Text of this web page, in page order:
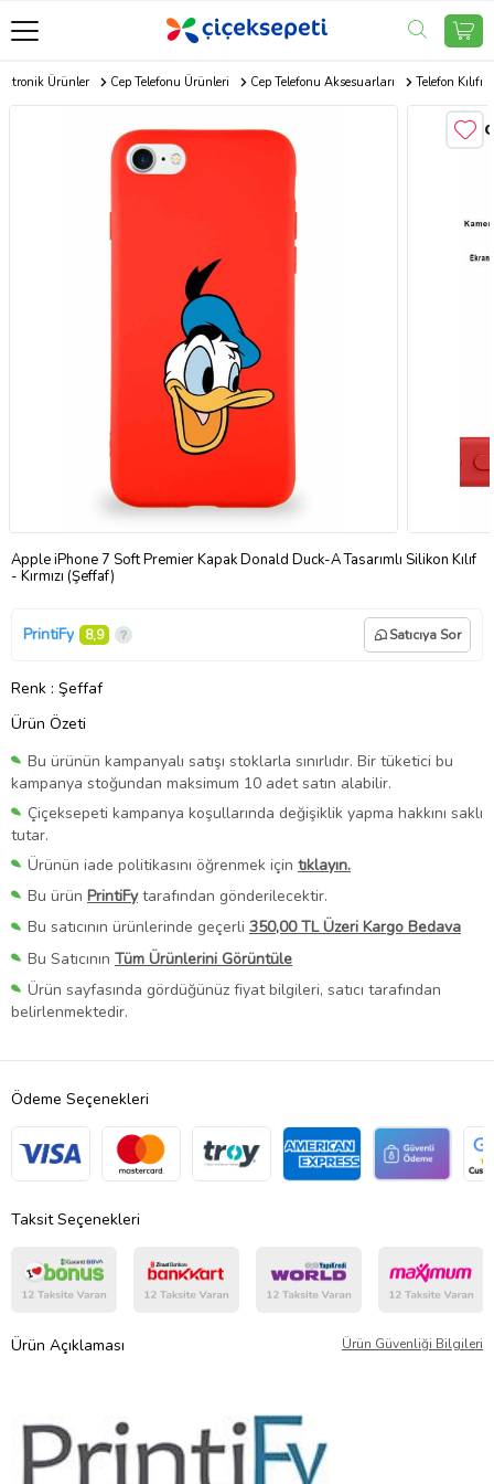
Ürünler Cep Telefonu Ürünleri Cep Telefonu Aksesuarları Telefon Kılıfı
Apple iPhone 7 Soft Premier Kapak Donald Duck-A Tasarımlı Silikon Kılıf
- Kırmızı (Şeffaf)
PrintiFy 8,9 Satıcıya Sor
Renk : Şeffaf
Ürün Özeti
Bu ürünün kampanyalı satışı stoklarla sınırlıdır. Bir tüketici bu
kampanya stoğundan maksimum 10 adet satın alabilir.
Çiçeksepeti kampanya koşullarında değişiklik yapma hakkını saklı
tutar.
Ürünün iade politikasını öğrenmek için tıklayın.
Bu ürün PrintiFytarafından gönderilecektir.
Bu satıcının ürünlerinde geçerli 350,00 TL Üzeri Kargo Bedava
Bu Satıcının Tüm Ürünlerini Görüntüle
Ürün sayfasında gördüğünüz fiyat bilgileri, satıcı tarafından
belirlenmektedir.
Ödeme Seçenekleri
Taksit Seçenekleri
Ürün Açıklaması Ürün Güvenliği Bilgileri